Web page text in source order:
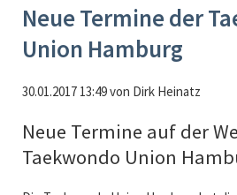
Neue Termine der
Union Hamburg
30.01.2017 13:49von Dirk Heinatz
Neue Termine auf der
Taekwondo Union